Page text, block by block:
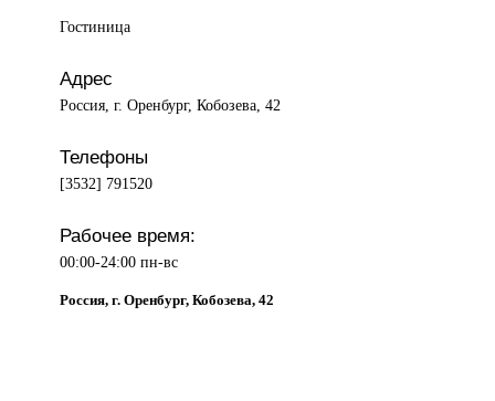
Гостиница
Адрес
Россия, г. Оренбург, Кобозева, 42
Телефоны
[3532] 791520
Рабочее время:
00:00-24:00 пн-вс
Россия, г. Оренбург, Кобозева, 42